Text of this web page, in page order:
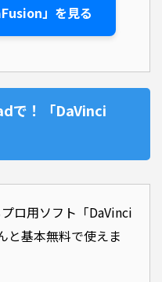
」を見る
で！「DaVinci
ロ用ソフト「DaVinci
と基本無料で使えま